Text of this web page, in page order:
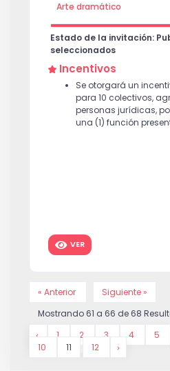
Arte dramático
Estado de la invitación:
seleccionados
Incentivos
Se otorgará un
para 10 colectivos,
personas jurídicas,
una (1) función
VER
« Anterior
Siguiente »
Mostrando 61 a 66 de 68
1
2 3 4 5
10
11 12